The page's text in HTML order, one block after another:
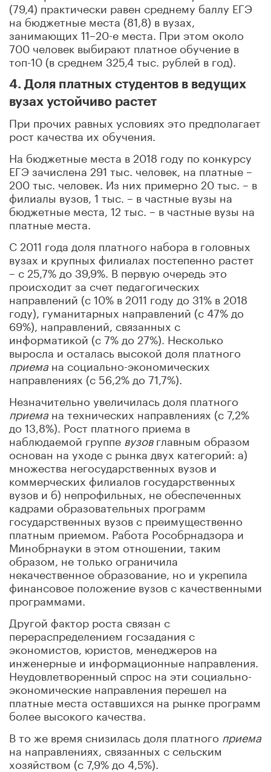
(79,4) практически равен среднему баллу ЕГЭ
на бюджетные места (81,8) в вузах,
занимающих 11–20-е места. При этом около
700 человек выбирают платное обучение в
топ-10 (в среднем 325,4 тыс. рублей в год).
4. Доля платных студентов в ведущих
вузах устойчиво растет
При прочих равных условиях это предполагает
рост качества их обучения.
На бюджетные места в 2018 году по конкурсу
ЕГЭ зачислена 291 тыс. человек, на платные –
200 тыс. человек. Из них примерно 20 тыс. – в
филиалы вузов, 1 тыс. – в частные вузы на
бюджетные места, 12 тыс. – в частные вузы на
платные места.
С 2011 года доля платного набора в головных
вузах и крупных филиалах постепенно растет
– с 25,7% до 39,9%. В первую очередь это
происходит за счет педагогических
направлений (с 10% в 2011 году до 31% в 2018
году), гуманитарных направлений (с 47% до
69%), направлений, связанных с
информатикой (с 7% до 27%). Несколько
выросла и осталась высокой доля платного
приема на социально-экономических
направлениях (с 56,2% до 71,7%).
Незначительно увеличилась доля платного
приема на технических направлениях (с 7,2%
до 13,8%). Рост платного приема в
наблюдаемой группе вузовглавным образом
основан на уходе с рынка двух категорий: а)
множества негосударственных вузов и
коммерческих филиалов государственных
вузов и б) непрофильных, не обеспеченных
кадрами образовательных программ
государственных вузов с преимущественно
платным приемом. Работа Рособрнадзора и
Минобрнауки в этом отношении, таким
образом, не только ограничила
некачественное образование, но и укрепила
финансовое положение вузов с качественными
программами.
Другой фактор роста связан с
перераспределением госзадания с
экономистов, юристов, менеджеров на
инженерные и информационные направления.
Неудовлетворенный спрос на эти социально-
экономические направления перешел на
платные места оставшихся на рынке программ
более высокого качества.
В то же время снизилась доля платного приема
на направлениях, связанных с сельским
хозяйством (с 7,9% до 4,5%).